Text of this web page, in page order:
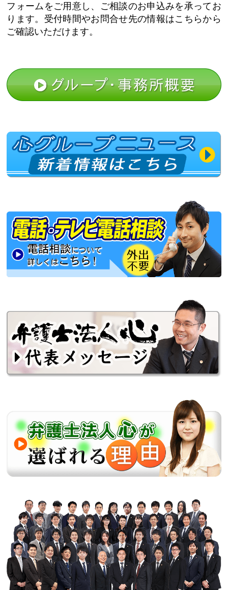
フォームをご用意し、ご相談のお申込みを承ってお
ります。受付時間やお問合せ先の情報はこちらから
ご確認いただけます。